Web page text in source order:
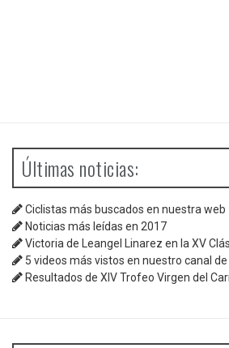
Últimas noticias:
Ciclistas más buscados en nuestra web
Noticias más leídas en 2017
Victoria de Leangel Linarez en la XV
5 videos más vistos en nuestro canal
Resultados de XIV Trofeo Virgen del